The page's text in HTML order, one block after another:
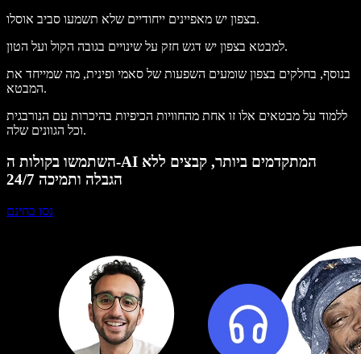
בצפון יש מאפיינים ייחודיים שלא תשמעו סביב אוסלו.
למבטא בצפון יש דגש חזק על שינויים בגובה הקול ועל הטון.
בנוסף, בחלקים בצפון שומעים השפעות של סאמי ופינית, מה שמייחד את
המבטא.
ללמוד על מבטאים אלו זו אחת מהחוויות הכיפיות בהיכרות עם הנורבגית
וכל הגוונים שלה.
השתמשו בקולות ה-AI המתקדמים ביותר, קבצים ללא
הגבלה ותמיכה 24/7
נסו בחינם